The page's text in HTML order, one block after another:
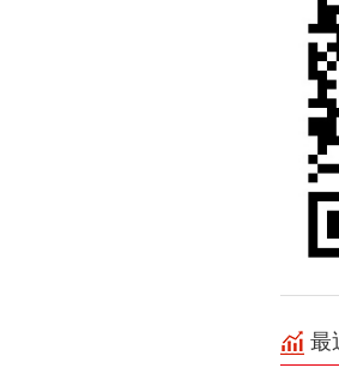
最